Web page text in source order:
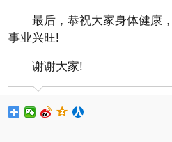
最后，恭祝大家身体健康
事业兴旺!
谢谢大家!